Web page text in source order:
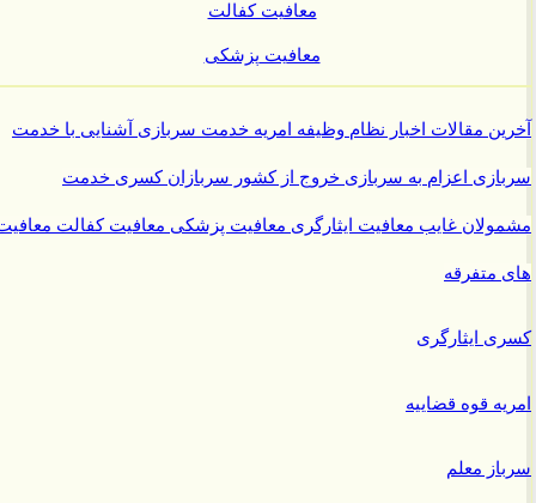
معافیت کفالت
معافیت پزشکی
مقالاتاخبار نظام وظیفهامریهخدمت سربازیآشنایی با خدمت
اعزام به سربازیخروج از کشور سربازانکسری خدمت
غایبمعافیت ایثارگریمعافیت پزشکیمعافیت کفالتمعافیت
متفرقه
ایثارگری
قوه قضاییه
معلم